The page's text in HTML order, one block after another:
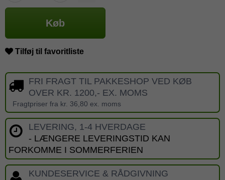
Køb
Tilføj til favoritliste
FRI FRAGT TIL PAKKESHOP VED KØB
OVER KR. 1200,- EX. MOMS
Fragtpriser fra kr. 36,80 ex. moms
LEVERING, 1-4 HVERDAGE
- LÆNGERE LEVERINGSTID KAN
FORKOMME I SOMMERFERIEN
KUNDESERVICE & RÅDGIVNING